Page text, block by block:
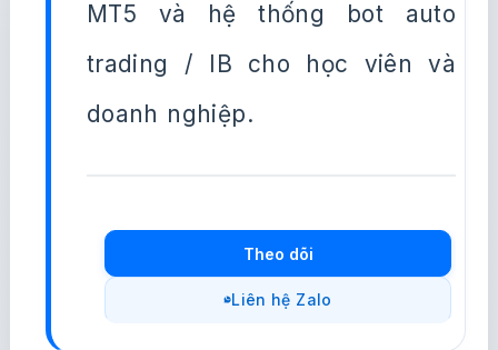
MT5 và hệ thống bot auto
trading / IB cho học viên và
doanh nghiệp.
Theo dõi
Liên hệ Zalo